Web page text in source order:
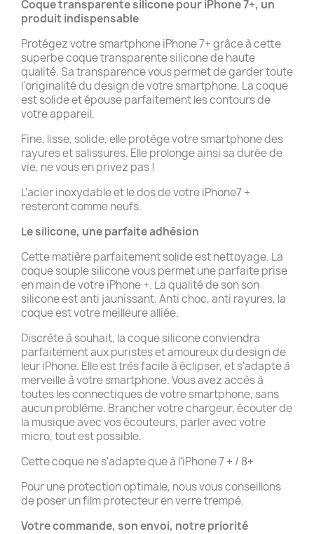
Coque transparente silicone pour iPhone 7+, un
produit indispensable
Protégez votre smartphone iPhone 7+ grâce à cette
superbe coque transparente silicone de haute
qualité. Sa transparence vous permet de garder toute
l'originalité du design de votre smartphone. La coque
est solide et épouse parfaitement les contours de
votre appareil.
Fine, lisse, solide, elle protège votre smartphone des
rayures et salissures. Elle prolonge ainsi sa durée de
vie, ne vous en privez pas !
L'acier inoxydable et le dos de votre iPhone7 +
resteront comme neufs.
Le silicone, une parfaite adhésion
Cette matière parfaitement solide est nettoyage. La
coque souple silicone vous permet une parfaite prise
en main de votre iPhone +. La qualité de son son
silicone est anti jaunissant. Anti choc, anti rayures, la
coque est votre meilleure alliée.
Discrète à souhait, la coque silicone conviendra
parfaitement aux puristes et amoureux du design de
leur iPhone. Elle est très facile à éclipser, et s'adapte à
merveille à votre smartphone. Vous avez accès à
toutes les connectiques de votre smartphone, sans
aucun problème. Brancher votre chargeur, écouter de
la musique avec vos écouteurs, parler avec votre
micro, tout est possible.
Cette coque ne s'adapte que à l'iPhone 7 + / 8+
Pour une protection optimale, nous vous conseillons
de poser un film protecteur en verre trempé.
Votre commande, son envoi, notre priorité